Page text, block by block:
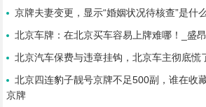
京牌夫妻变更，显示“婚姻状况待核查”是什
北京车牌：在北京买车容易上牌难哪！_盛
北京汽车保费与违章挂钩，北京车主彻底慌
北京四连豹子靓号京牌不足500副，谁在收
京牌